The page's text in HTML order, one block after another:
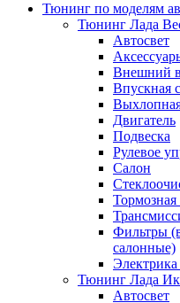
Тюнинг по моделям
Тюнинг Лада
Автосвет
Внешний
Впускная
Двигатель
Подвеска
Рулевое
Салон
Тормозная
Фильтры
салонные)
Электрика
Тюнинг Лада
Автосвет